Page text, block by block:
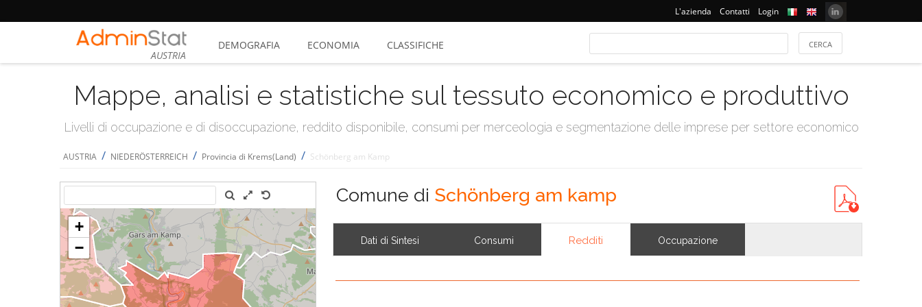
L'azienda Contatti Login
AUSTRIA
DEMOGRAFIA ECONOMIA CLASSIFICHE
Mappe, analisi e statistiche sul tessuto economico e produttivo
Livelli di occupazione e di disoccupazione, reddito disponibile, consumi per merceologia e segmentazione delle imprese per settore economico
AUSTRIA / NIEDERÖSTERREICH / Provincia di Krems(Land) / Schönberg am Kamp
Comune di Schönberg am kamp
Dati di Sintesi Consumi Redditi Occupazione